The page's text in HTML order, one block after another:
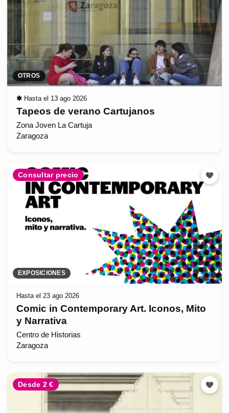
OTROS
✱ Hasta el 13 ago 2026
Tapeos de verano Cartujanos
Zona Joven La Cartuja
Zaragoza
Consultar precio
EXPOSICIONES
Hasta el 23 ago 2026
Comic in Contemporary Art. Iconos, Mito
y Narrativa
Centro de Historias
Zaragoza
Desde 2 €